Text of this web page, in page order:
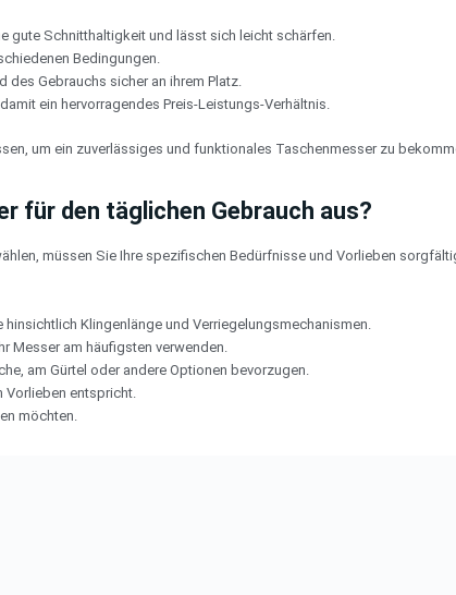
gute Schnitthaltigkeit und lässt sich leicht schärfen.
Bedingungen.
des Gebrauchs sicher an ihrem Platz.
ein hervorragendes Preis-Leistungs-Verhältnis.
um ein zuverlässiges und funktionales Taschenmesser zu
für den täglichen Gebrauch aus?
müssen Sie Ihre spezifischen Bedürfnisse und Vorlieben
Klingenlänge und Verriegelungsmechanismen.
Messer am häufigsten verwenden.
am Gürtel oder andere Optionen bevorzugen.
Vorlieben entspricht.
möchten.